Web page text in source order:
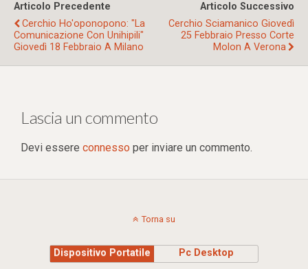
Articolo Precedente
Cerchio Ho'oponopono: "La
Comunicazione Con Unihipili"
Giovedì 18 Febbraio A Milano
Articolo Successivo
Cerchio Sciamanico Giovedì
25 Febbraio Presso Corte
Molon A Verona
Lascia un commento
Devi essere connesso per inviare un commento.
Torna su
Dispositivo Portatile Pc Desktop